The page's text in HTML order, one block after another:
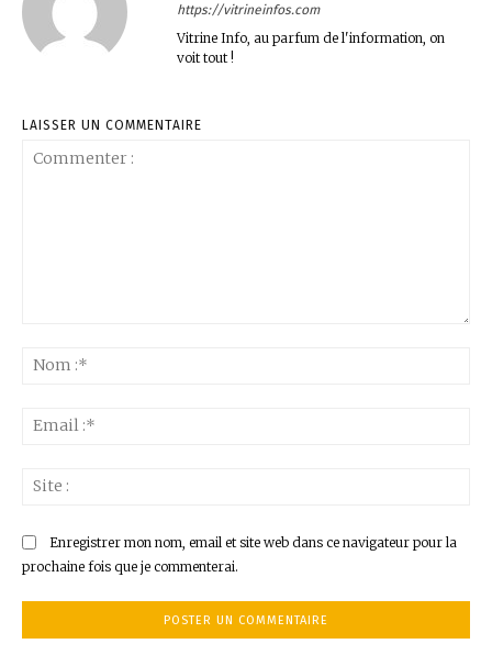
https://vitrineinfos.com
Vitrine Info, au parfum de l'information, on
voit tout !
LAISSER UN COMMENTAIRE
Enregistrer mon nom, email et site web dans ce navigateur pour la
prochaine fois que je commenterai.